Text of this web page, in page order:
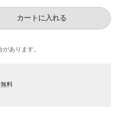
カートに入れる
あります。
料